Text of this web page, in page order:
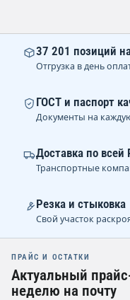
37 201 позиций
Отгрузка в день
ГОСТ и паспорт
Документы на
Доставка по всей
Транспортные
Резка и стыковка
Свой участок
ПРАЙС И ОСТАТКИ
Актуальный
неделю на почту